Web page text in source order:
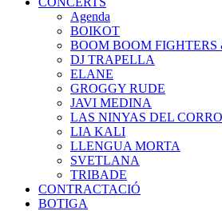
Agenda
BOIKOT
BOOM BOOM
DJ TRAPELLA
ELANE
GROGGY RUDE
JAVI MEDINA
LAS NINYAS DEL CORRO
LIA KALI
LLENGUA MORTA
SVETLANA
TRIBADE
CONTRACTACIÓ
BOTIGA